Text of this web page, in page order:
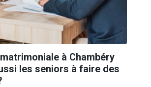
à Chambéry
les seniors à faire des